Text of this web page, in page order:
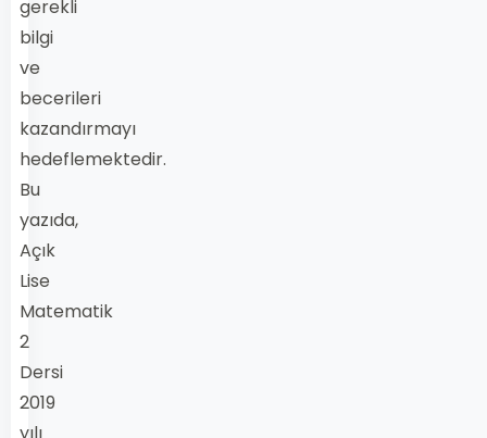
gerekli
bilgi
ve
becerileri
kazandırmayı
hedeflemektedir.
Bu
yazıda,
Açık
Lise
Matematik
2
Dersi
2019